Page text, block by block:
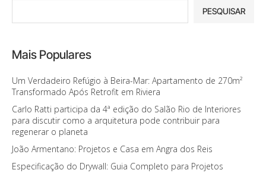
PESQUISAR
Mais Populares
Um Verdadeiro Refúgio à Beira-Mar: Apartamento de 270m²
Transformado Após Retrofit em Riviera
Carlo Ratti participa da 4ª edição do Salão Rio de Interiores
para discutir como a arquitetura pode contribuir para
regenerar o planeta
João Armentano: Projetos e Casa em Angra dos Reis
Especificação do Drywall: Guia Completo para Projetos